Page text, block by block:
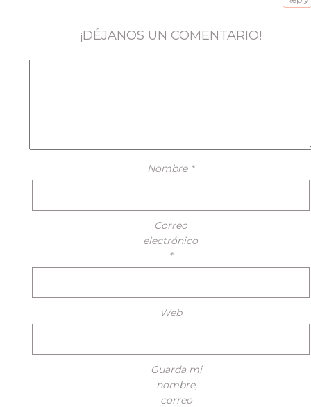
¡DÉJANOS UN COMENTARIO!
Nombre *
Correo
electrónico
*
Web
Guarda mi
nombre,
correo